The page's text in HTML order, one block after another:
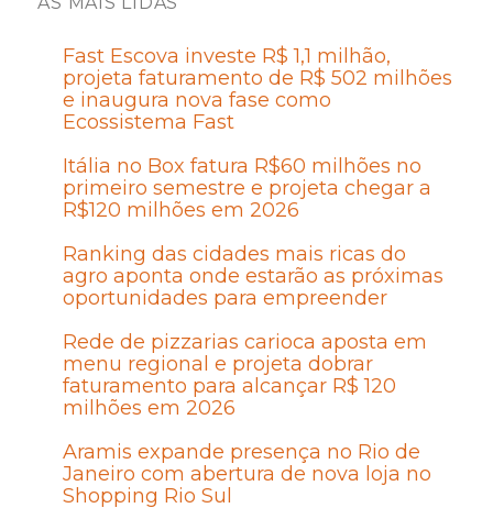
Fast Escova investe R$ 1,1 milhão,
projeta faturamento de R$ 502 milhões
e inaugura nova fase como
Ecossistema Fast
Itália no Box fatura R$60 milhões no
primeiro semestre e projeta chegar a
R$120 milhões em 2026
Ranking das cidades mais ricas do
agro aponta onde estarão as próximas
oportunidades para empreender
Rede de pizzarias carioca aposta em
menu regional e projeta dobrar
faturamento para alcançar R$ 120
milhões em 2026
Aramis expande presença no Rio de
Janeiro com abertura de nova loja no
Shopping Rio Sul